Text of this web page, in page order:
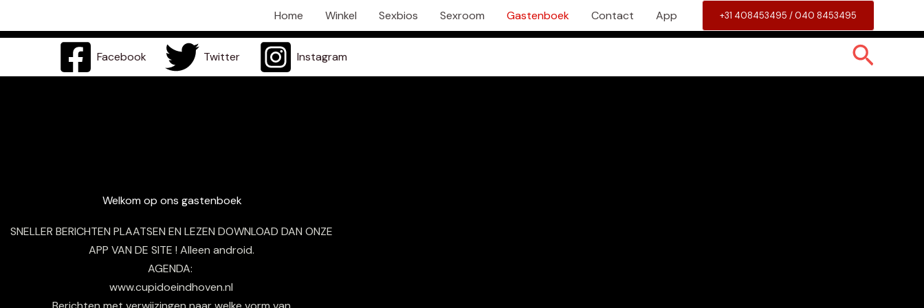
Home Winkel Sexbios Sexroom Gastenboek Contact App +31 408453495 / 040 8453495
Facebook Twitter Instagram
Welkom op ons gastenboek
SNELLER BERICHTEN PLAATSEN EN LEZEN DOWNLOAD DAN ONZE
APP VAN DE SITE ! Alleen android.
AGENDA:
www.cupidoeindhoven.nl